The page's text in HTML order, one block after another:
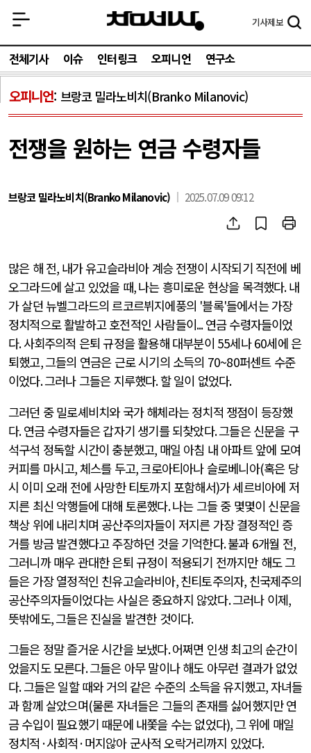
기사제보
전체기사 이슈 인터링크 오피니언 연구소
오피니언 브랑코 밀라노비치(Branko Milanovic)
전쟁을 원하는 연금 수령자들
브랑코 밀라노비치(Branko Milanovic) 2025.07.09 09:12
많은 해 전, 내가 유고슬라비아 계승 전쟁이 시작되기 직전에 베
오그라드에 살고 있었을 때,나는 흥미로운 현상을 목격했다.내
가 살던 뉴벨그라드의 르코르뷔지에풍의 '블록'들에서는 가장
정치적으로 활발하고 호전적인 사람들이...연금 수령자들이었
다.사회주의적 은퇴 규정을 활용해 대부분이 55세나60세에 은
퇴했고,그들의 연금은 근로 시기의 소득의 70~80퍼센트 수준
이었다.그러나 그들은 지루했다.할 일이 없었다.
그러던 중 밀로셰비치와 국가 해체라는 정치적 쟁점이 등장했
다.연금 수령자들은 갑자기 생기를 되찾았다.그들은 신문을 구
석구석 정독할 시간이 충분했고, 매일 아침 내 아파트 앞에 모여
커피를 마시고,체스를 두고,크로아티아나 슬로베니아(혹은 당
시 이미 오래 전에 사망한 티토까지 포함해서)가 세르비아에 저
지른 최신 악행들에 대해 토론했다.나는 그들 중 몇몇이 신문을
책상 위에 내리치며 공산주의자들이 저지른 가장 결정적인 증
거를 방금 발견했다고 주장하던 것을 기억한다.불과 6개월 전,
그러니까 매우 관대한 은퇴 규정이 적용되기 전까지만 해도 그
들은 가장 열정적인 친유고슬라비아,친티토주의자, 친국제주의
공산주의자들이었다는 사실은 중요하지 않았다.그러나 이제,
뜻밖에도,그들은 진실을 발견한 것이다.
그들은 정말 즐거운 시간을 보냈다.어쩌면 인생 최고의 순간이
었을지도 모른다.그들은 아무 말이나 해도 아무런 결과가 없었
다.그들은 일할 때와 거의 같은 수준의 소득을 유지했고,자녀들
과 함께 살았으며(물론 자녀들은 그들의 존재를 싫어했지만 연
금 수입이 필요했기 때문에 내쫓을 수는 없었다),그 위에 매일
정치적 ·사회적 ·머지않아 군사적 오락거리까지 있었다.